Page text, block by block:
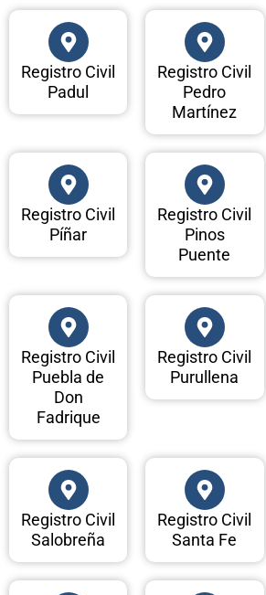
Registro Civil
Padul
Registro Civil
Pedro
Martínez
Registro Civil
Píñar
Registro Civil
Pinos
Puente
Registro Civil
Puebla de
Don
Fadrique
Registro Civil
Purullena
Registro Civil
Salobreña
Registro Civil
Santa Fe